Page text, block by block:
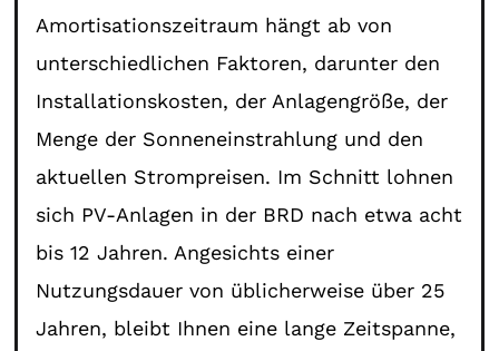
Amortisationszeitraum hängt ab von
unterschiedlichen Faktoren, darunter den
Installationskosten, der Anlagengröße, der
Menge der Sonneneinstrahlung und den
aktuellen Strompreisen. Im Schnitt lohnen
sich PV-Anlagen in der BRD nach etwa acht
bis 12 Jahren. Angesichts einer
Nutzungsdauer von üblicherweise über 25
Jahren, bleibt Ihnen eine lange Zeitspanne,